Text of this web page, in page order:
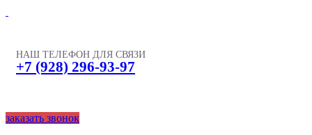
НАШ ТЕЛЕФОН ДЛЯ СВЯЗИ
+7 (928) 296-93-97
заказать звонок